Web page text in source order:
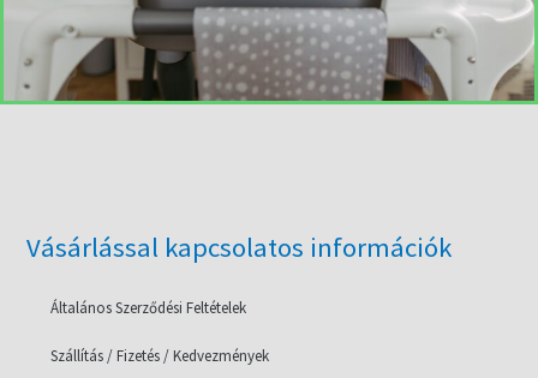
Vásárlással kapcsolatos információk
Általános Szerződési Feltételek
Szállítás / Fizetés / Kedvezmények